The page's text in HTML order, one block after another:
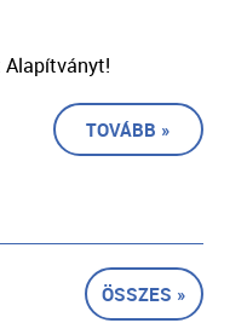
Alapítványt!
TOVÁBB »
ÖSSZES »